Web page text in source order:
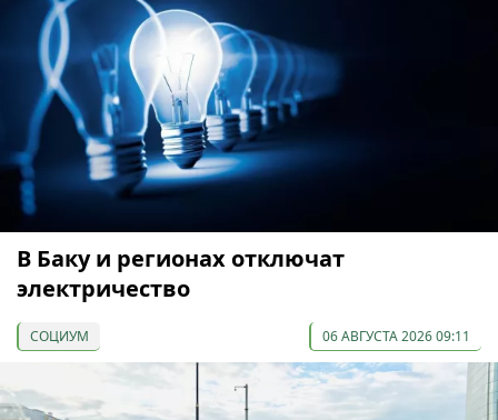
В Баку и регионах отключат
электричество
СОЦИУМ 06 АВГУСТА 2026 09:11